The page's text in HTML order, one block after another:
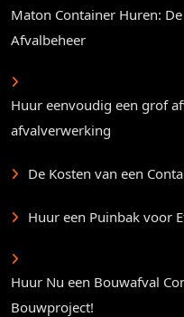
Maton Container Huren:
Afvalbeheer
Huur eenvoudig een grof
afvalverwerking
De Kosten van een
Huur een Puinbak voor
Huur Nu een Bouwafval
Bouwproject!